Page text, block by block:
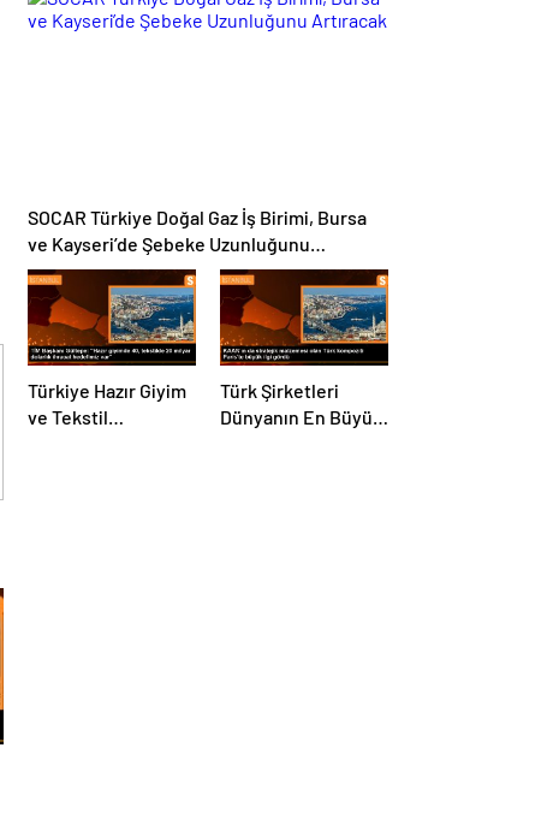
gençlere ve
Öğrenciler Buluştu
SOCAR Türkiye Doğal Gaz İş Birimi, Bursa
ve Kayseri’de Şebeke Uzunluğunu
Artıracak
Türkiye Hazır Giyim
ve Tekstil
Türk Şirketleri
Dünyanın En Büyük